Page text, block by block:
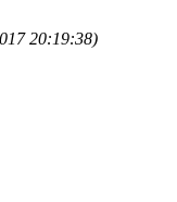
20:19:38)